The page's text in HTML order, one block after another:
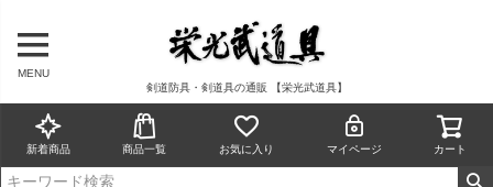
剣道防具・剣道具の通販 【栄光武道具】
MENU
新着商品 商品一覧 お気に入り マイページ カート